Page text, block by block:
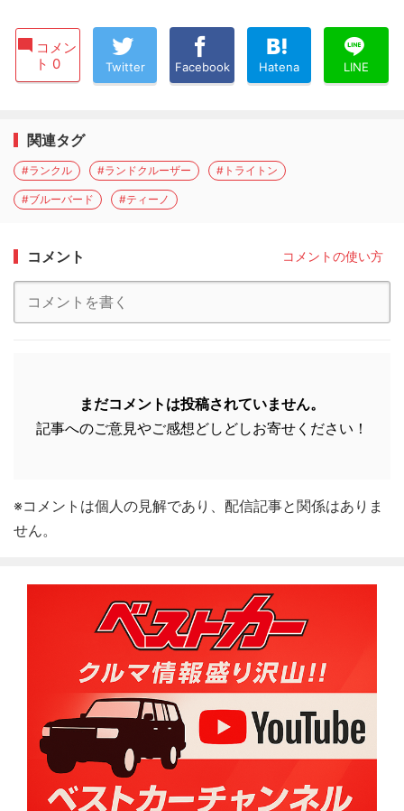
コメン
ト 0
Twitter Facebook Hatena LINE
関連タグ
#ランクル #ランドクルーザー #トライトン
#ブルーバード #ティーノ
コメント コメントの使い方
まだコメントは投稿されていません。
記事へのご意見やご感想どしどしお寄せください！
※コメントは個人の見解であり、配信記事と関係はありま
せん。